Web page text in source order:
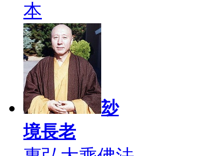
本
玅
境長老